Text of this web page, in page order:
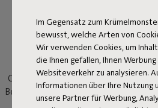
Im Gegensatz zum
bewusst, welche Arten von
Wir verwenden Cookies, um
die Ihnen gefallen, Ihnen
Websiteverkehr zu analysieren.
Informationen über Ihre Nutzung
unsere Partner für Werbung,
Hashtag #fatboyoriginal, um
ZEITLOSES
Concrete Seat ist ein vielseitiger
Betonbausteinen vergangener
wie du willst: als Sitz, als Tisch für